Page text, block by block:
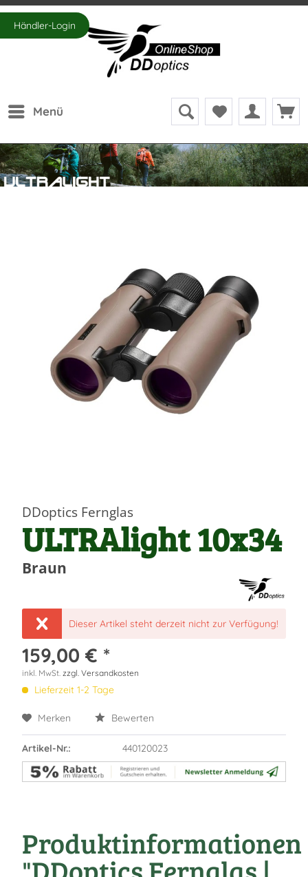
Händler-Login
Menü
DDoptics Fernglas
ULTRAlight 10x34
Braun
Dieser Artikel steht derzeit nicht zur Verfügung!
159,00 € *
inkl. MwSt. zzgl. Versandkosten
Lieferzeit 1-2 Tage
Merken Bewerten
Artikel-Nr.: 440120023
Produktinformationen